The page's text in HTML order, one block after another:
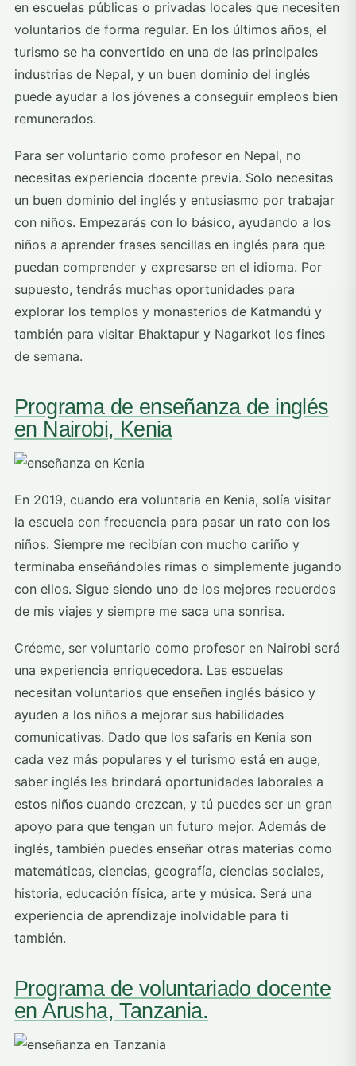
en escuelas públicas o privadas locales que necesiten
voluntarios de forma regular. En los últimos años, el
turismo se ha convertido en una de las principales
industrias de Nepal, y un buen dominio del inglés
puede ayudar a los jóvenes a conseguir empleos bien
remunerados.
Para ser voluntario como profesor en Nepal, no
necesitas experiencia docente previa. Solo necesitas
un buen dominio del inglés y entusiasmo por trabajar
con niños. Empezarás con lo básico, ayudando a los
niños a aprender frases sencillas en inglés para que
puedan comprender y expresarse en el idioma. Por
supuesto, tendrás muchas oportunidades para
explorar los templos y monasterios de Katmandú y
también para visitar Bhaktapur y Nagarkot los fines
de semana.
Programa de enseñanza de inglés
en Nairobi, Kenia
En 2019, cuando era voluntaria en Kenia, solía visitar
la escuela con frecuencia para pasar un rato con los
niños. Siempre me recibían con mucho cariño y
terminaba enseñándoles rimas o simplemente jugando
con ellos. Sigue siendo uno de los mejores recuerdos
de mis viajes y siempre me saca una sonrisa.
Créeme, ser voluntario como profesor en Nairobi será
una experiencia enriquecedora. Las escuelas
necesitan voluntarios que enseñen inglés básico y
ayuden a los niños a mejorar sus habilidades
comunicativas. Dado que los safaris en Kenia son
cada vez más populares y el turismo está en auge,
saber inglés les brindará oportunidades laborales a
estos niños cuando crezcan, y tú puedes ser un gran
apoyo para que tengan un futuro mejor. Además de
inglés, también puedes enseñar otras materias como
matemáticas, ciencias, geografía, ciencias sociales,
historia, educación física, arte y música. Será una
experiencia de aprendizaje inolvidable para ti
también.
Programa de voluntariado docente
en Arusha, Tanzania.